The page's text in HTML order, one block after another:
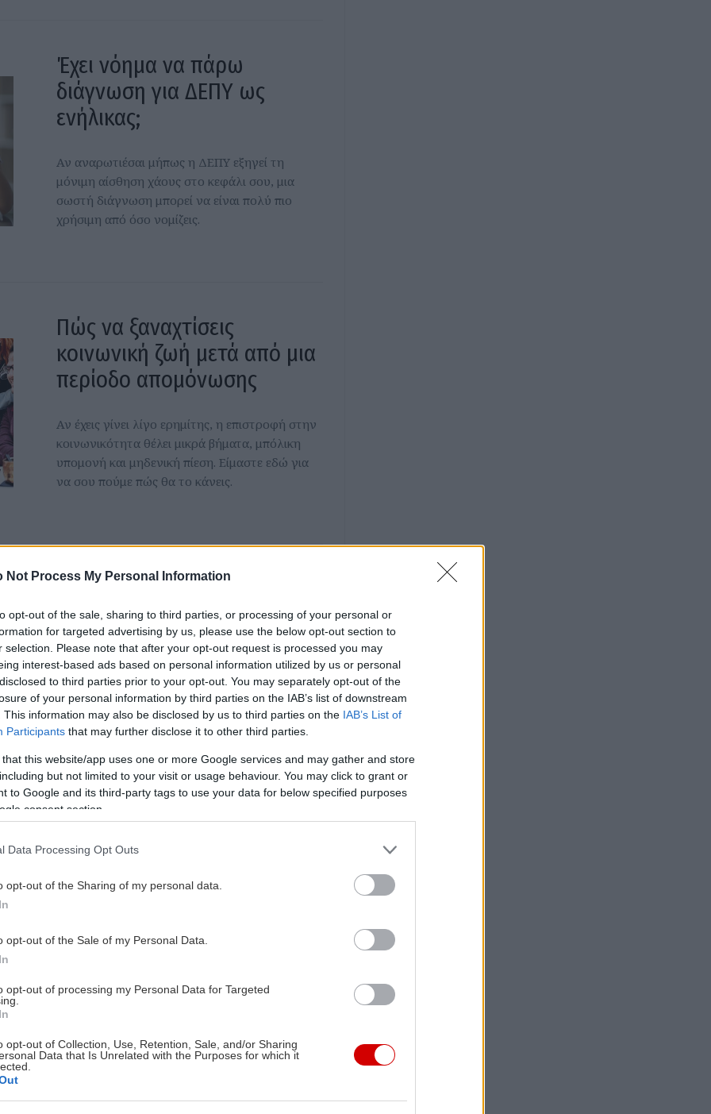
Not Process My Personal Information
opt-out of the sale, sharing to third parties, or processing of your personal or
for targeted advertising by us, please use the below opt-out section to
selection. Please note that after your opt-out request is processed you may
interest-based ads based on personal information utilized by us or personal
to third parties prior to your opt-out. You may separately opt-out of the
of your personal information by third parties on the IAB’s list of downstream
This information may also be disclosed by us to third parties on the IAB’s List of
Participants that may further disclose it to other third parties.
that this website/app uses one or more Google services and may gather and store
but not limited to your visit or usage behaviour. You may click to grant or
to Google and its third-party tags to use your data for below specified purposes
consent section.
Data Processing Opt Outs
opt-out of the Sharing of my personal data.
opt-out of the Sale of my Personal Data.
opt-out of processing my Personal Data for Targeted
opt-out of Collection, Use, Retention, Sale, and/or Sharing
Data that Is Unrelated with the Purposes for which it
Έχει νόημα να πάρω
διάγνωση για ΔΕΠΥ ως
ενήλικας;
Αν αναρωτιέσαι μήπως η ΔΕΠΥ εξηγεί τη
μόνιμη αίσθηση χάους στο κεφάλι σου, μια
σωστή διάγνωση μπορεί να είναι πολύ πιο
χρήσιμη από όσο νομίζεις.
Πώς να ξαναχτίσεις
κοινωνική ζωή μετά από μια
περίοδο απομόνωσης
Αν έχεις γίνει λίγο ερημίτης, η επιστροφή στην
κοινωνικότητα θέλει μικρά βήματα, μπόλικη
υπομονή και μηδενική πίεση. Είμαστε εδώ για
να σου πούμε πώς θα το κάνεις.
Therians: Ποιοι είναι οι
άνθρωποι που
αυτοπροσδιορίζονται ως
ζώα;
Άνθρωποι που λένε πως αισθάνονται λύκοι,
γάτες ή αλεπούδες, κτηνίατροι που αρνούνται
φαινόμενο που χρειάζεται ψυχραιμία.
Γιατί νυστάζεις αλλά δεν
πολύ
αντιστρόφως ανάλογη της ποιότητας του